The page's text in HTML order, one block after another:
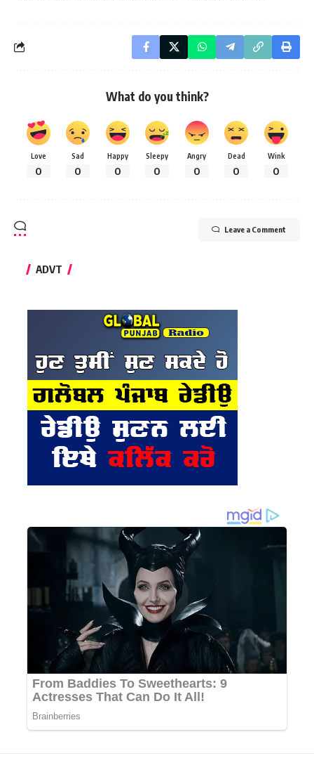
What do you think?
Love
0
Sad
0
Happy
0
Sleepy
0
Angry
0
Dead
0
Wink
0
Leave a Comment
ADVT